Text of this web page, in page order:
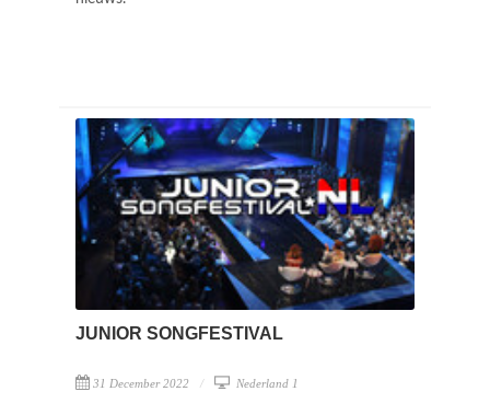
JUNIOR SONGFESTIVAL
31 December 2022 Nederland 1